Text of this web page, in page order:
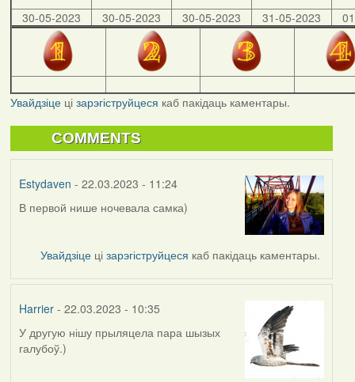
30-05-2023 30-05-2023 30-05-2023 31-05-2023
Увайдзіцеці зарэгіструйцеся каб пакідаць каментары.
COMMENTS
Estydaven - 22.03.2023 - 11:24
В первой нише ночевала самка)
Увайдзіце цізарэгіструйцеся каб пакідаць каментары.
Harrier- 22.03.2023 - 10:35
У другую нішу прыляцела пара шызых
галубоў.)